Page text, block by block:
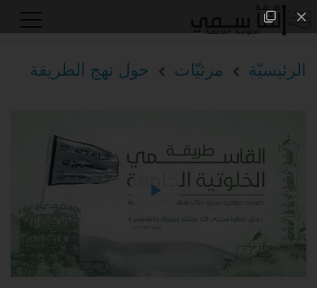
الرئيسيّة مرئيّات حول نهج الطريقة